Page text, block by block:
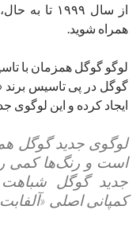
همراه شوید.
لوگو گوگل همزمان با
گوگل در پی تاسیس برند
ایجاد کرده و این لوگوی
لوگوی جدید گوگل
است و رنگ‌ها کمی
جدید گوگل
کمپانی اصلی